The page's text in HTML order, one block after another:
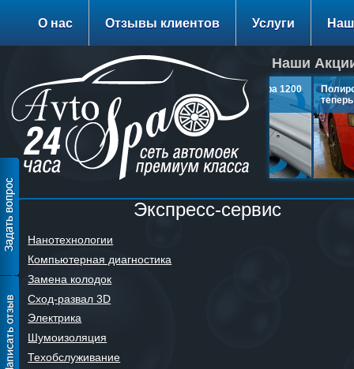
О нас Отзывы клиентов Услуги
Наши
Заправка Кондиционера 1200
теперь
Экспресс-сервис
Нанотехнологии
Компьютерная диагностика
Замена колодок
Сход-развал 3D
Электрика
Шумоизоляция
Техобслуживание